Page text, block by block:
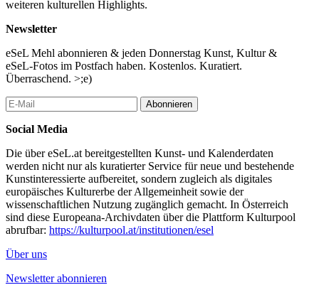
Die von Natur aus zerbrechliche Platte kann nur einige wenige
Male abgespielt werden, da mit jeder Umdrehung eine Schicht
ihres materiellen Gedächtnisses abgetragen wird, bis es sich in
Stille auflöst.
...Mehr lesen
weiteren kulturellen Highlights.
Newsletter
eSeL Mehl abonnieren & jeden Donnerstag Kunst, Kultur &
eSeL-Fotos im Postfach haben. Kostenlos. Kuratiert.
Überraschend. >;e)
Abonnieren
Social Media
Die über eSeL.at bereitgestellten Kunst- und Kalenderdaten
werden nicht nur als kuratierter Service für neue und bestehende
Kunstinteressierte aufbereitet, sondern zugleich als digitales
europäisches Kulturerbe der Allgemeinheit sowie der
wissenschaftlichen Nutzung zugänglich gemacht. In Österreich
sind diese Europeana-Archivdaten über die Plattform Kulturpool
abrufbar: https://kulturpool.at/institutionen/esel
Über uns
Newsletter abonnieren